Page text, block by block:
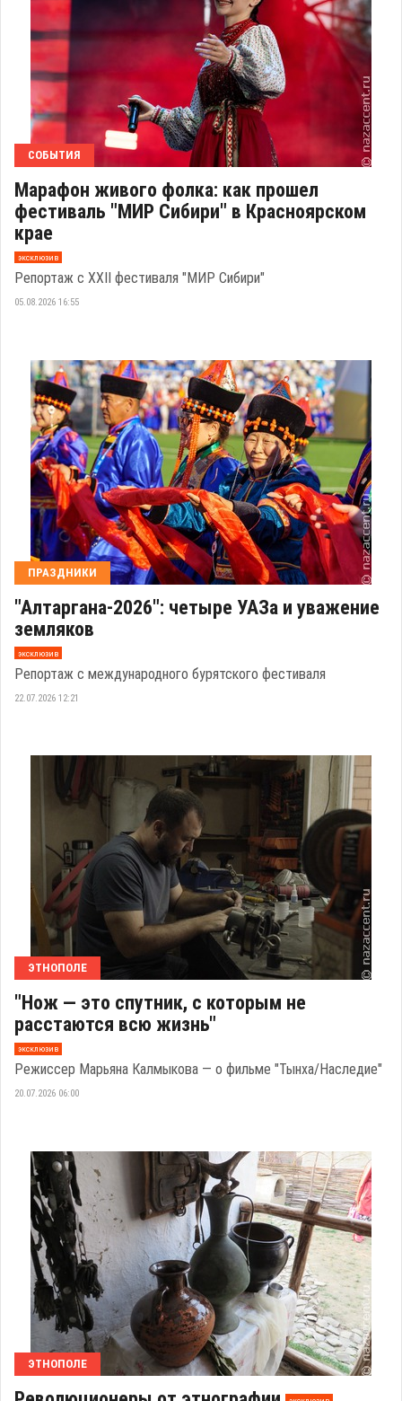
СОБЫТИЯ
Марафон живого фолка: как прошел
фестиваль "МИР Сибири" в Красноярском
крае
эксклюзив
Репортаж с XXII фестиваля "МИР Сибири"
05.08.2026 16:55
ПРАЗДНИКИ
"Алтаргана-2026": четыре УАЗа и уважение
земляков
эксклюзив
Репортаж с международного бурятского фестиваля
22.07.2026 12:21
ЭТНОПОЛЕ
"Нож — это спутник, с которым не
расстаются всю жизнь"
эксклюзив
Режиссер Марьяна Калмыкова — о фильме "Тынха/Наследие"
20.07.2026 06:00
ЭТНОПОЛЕ